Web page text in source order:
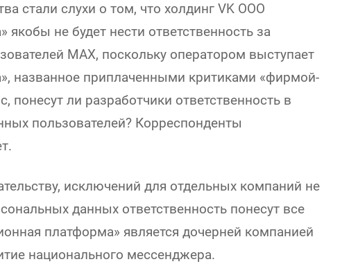
стали слухи о том, что холдинг VK ООО
не будет нести ответственность за
MAX, поскольку оператором выступает
названное приплаченными критиками «фирмой-
понесут ли разработчики ответственность в
пользователей? Корреспонденты
исключений для отдельных компаний не
данных ответственность понесут все
платформа» является дочерней компанией
национального мессенджера.